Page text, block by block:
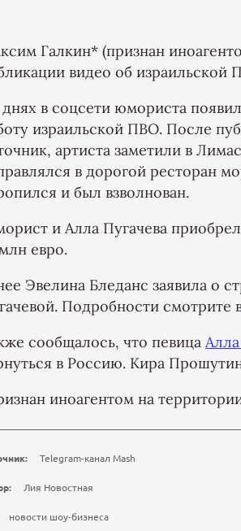
Галкин* (признан
видео об
в соцсети юмориста
израильской ПВО. После
артиста заметили в
в дорогой ресторан
и был взволнован.
и Алла Пугачева
евро.
Эвелина Бледанс заявила о
Подробности смотрите
сообщалось, что певица
в Россию. Кира
иноагентом на
Telegram-канал Mash
Лия Новостная
новости шоу-бизнеса